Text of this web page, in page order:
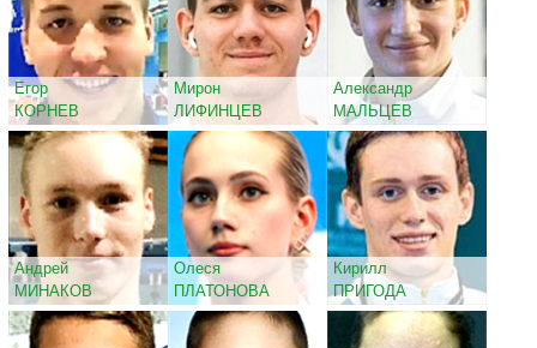
Егор
КОРНЕВ
Мирон
ЛИФИНЦЕВ
Александр
МАЛЬЦЕВ
Андрей
МИНАКОВ
Олеся
ПЛАТОНОВА
Кирилл
ПРИГОДА